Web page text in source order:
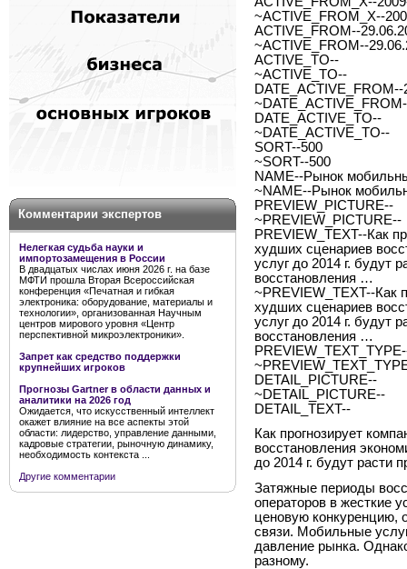
Комментарии экспертов
Нелегкая судьба науки и
импортозамещения в России
В двадцатых числах июня 2026 г. на базе
МФТИ прошла Вторая Всероссийская
конференция «Печатная и гибкая
электроника: оборудование, материалы и
технологии», организованная Научным
центров мирового уровня «Центр
перспективной микроэлектроники».
Запрет как средство поддержки
крупнейших игроков
Прогнозы Gartner в области данных и
аналитики на 2026 год
Ожидается, что искусственный интеллект
окажет влияние на все аспекты этой
области: лидерство, управление данными,
кадровые стратегии, рыночную динамику,
необходимость контекста ...
Другие комментарии
~ACTIVE_FROM_X--
ACTIVE_FROM--
~ACTIVE_FROM--
ACTIVE_TO--
~ACTIVE_TO--
DATE_ACTIVE_FROM--
DATE_ACTIVE_TO--
~DATE_ACTIVE_TO--
SORT--500
~SORT--500
NAME--Рынок
~NAME--Рынок
PREVIEW_PICTURE--
~PREVIEW_PICTURE--
PREVIEW_TEXT--Как
худших сценариев
услуг до 2014 г. будут
восстановления …
~PREVIEW_TEXT--Как
худших сценариев
услуг до 2014 г. будут
восстановления …
DETAIL_PICTURE--
~DETAIL_PICTURE--
DETAIL_TEXT--
Как прогнозирует
восстановления
до 2014 г. будут расти
Затяжные периоды
операторов в жесткие
ценовую конкуренцию,
связи. Мобильные
давление рынка.
разному.